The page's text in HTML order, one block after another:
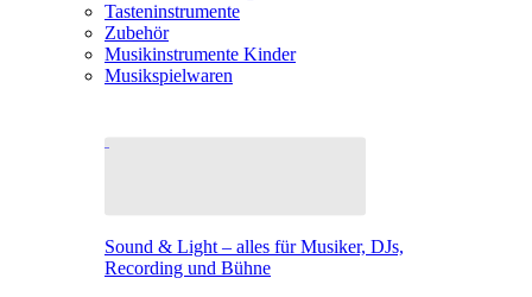
Tasteninstrumente
Zubehör
Musikinstrumente Kinder
Musikspielwaren
Sound & Light – alles für Musiker, DJs,
Recording und Bühne